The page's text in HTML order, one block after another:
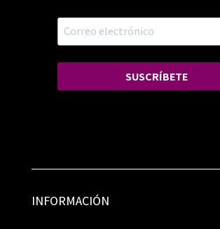
SUSCRÍBETE
INFORMACIÓN